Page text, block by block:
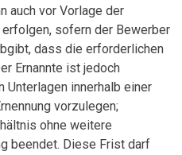
auch vor Vorlage der
sofern der Bewerber
dass die erforderlichen
Ernannte ist jedoch
innerhalb einer
vorzulegen;
ohne weitere
beendet. Diese Frist darf